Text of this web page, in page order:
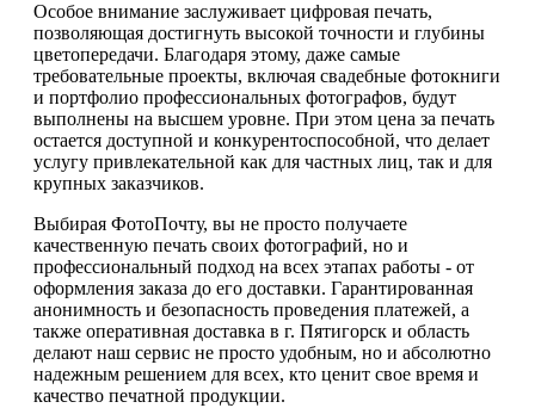
Особое внимание заслуживает цифровая печать,
позволяющая достигнуть высокой точности и глубины
цветопередачи. Благодаря этому, даже самые
требовательные проекты, включая свадебные фотокниги
и портфолио профессиональных фотографов, будут
выполнены на высшем уровне. При этом цена за печать
остается доступной и конкурентоспособной, что делает
услугу привлекательной как для частных лиц, так и для
крупных заказчиков.
Выбирая ФотоПочту, вы не просто получаете
качественную печать своих фотографий, но и
профессиональный подход на всех этапах работы - от
оформления заказа до его доставки. Гарантированная
анонимность и безопасность проведения платежей, а
также оперативная доставка в г. Пятигорск и область
делают наш сервис не просто удобным, но и абсолютно
надежным решением для всех, кто ценит свое время и
качество печатной продукции.